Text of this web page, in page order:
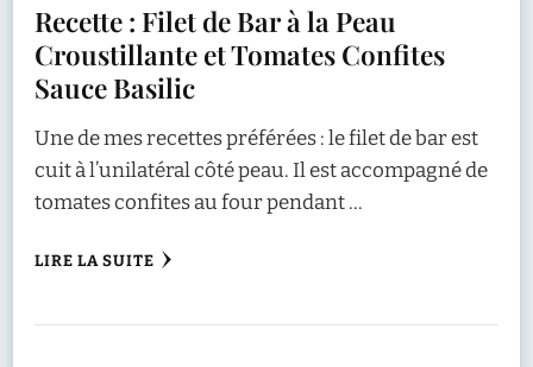
Recette : Filet de Bar à la Peau
Croustillante et Tomates Confites
Sauce Basilic
Une de mes recettes préférées : le filet de bar est
cuit à l’unilatéral côté peau. Il est accompagné de
tomates confites au four pendant …
LIRE LA SUITE